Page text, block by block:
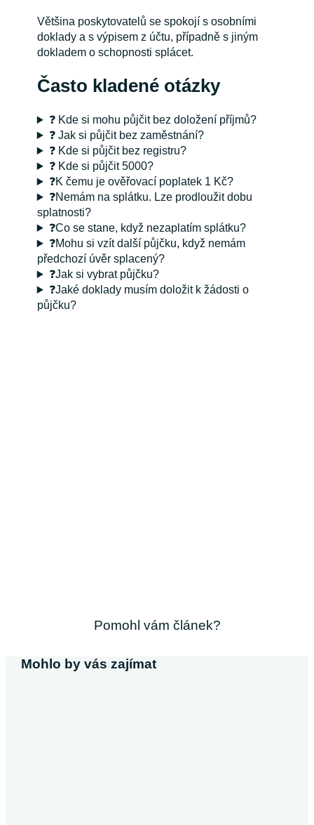
Většina poskytovatelů se spokojí s osobními
doklady a s výpisem z účtu, případně s jiným
dokladem o schopnosti splácet.
Často kladené otázky
❓ Kde si mohu půjčit bez doložení příjmů?
❓ Jak si půjčit bez zaměstnání?
❓ Kde si půjčit bez registru?
❓ Kde si půjčit 5000?
❓K čemu je ověřovací poplatek 1 Kč?
❓Nemám na splátku. Lze prodloužit dobu
splatnosti?
❓Co se stane, když nezaplatím splátku?
❓Mohu si vzít další půjčku, když nemám
předchozí úvěr splacený?
❓Jak si vybrat půjčku?
❓Jaké doklady musím doložit k žádosti o
půjčku?
Pomohl vám článek?
Mohlo by vás zajímat